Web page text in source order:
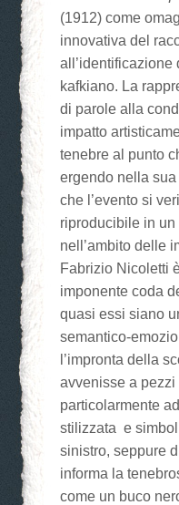
(1912) come
innovativa del
kafkiano. La
di parole alla
impatto
tenebre al punto
ergendo nella sua
che l’evento si
riproducibile in
nell’ambito delle
Fabrizio Nicoletti
imponente coda
quasi essi siano
semantico-
l’impronta della
avvenisse a
particolarmente
stilizzata e
sinistro, seppure
informa la
come un buco